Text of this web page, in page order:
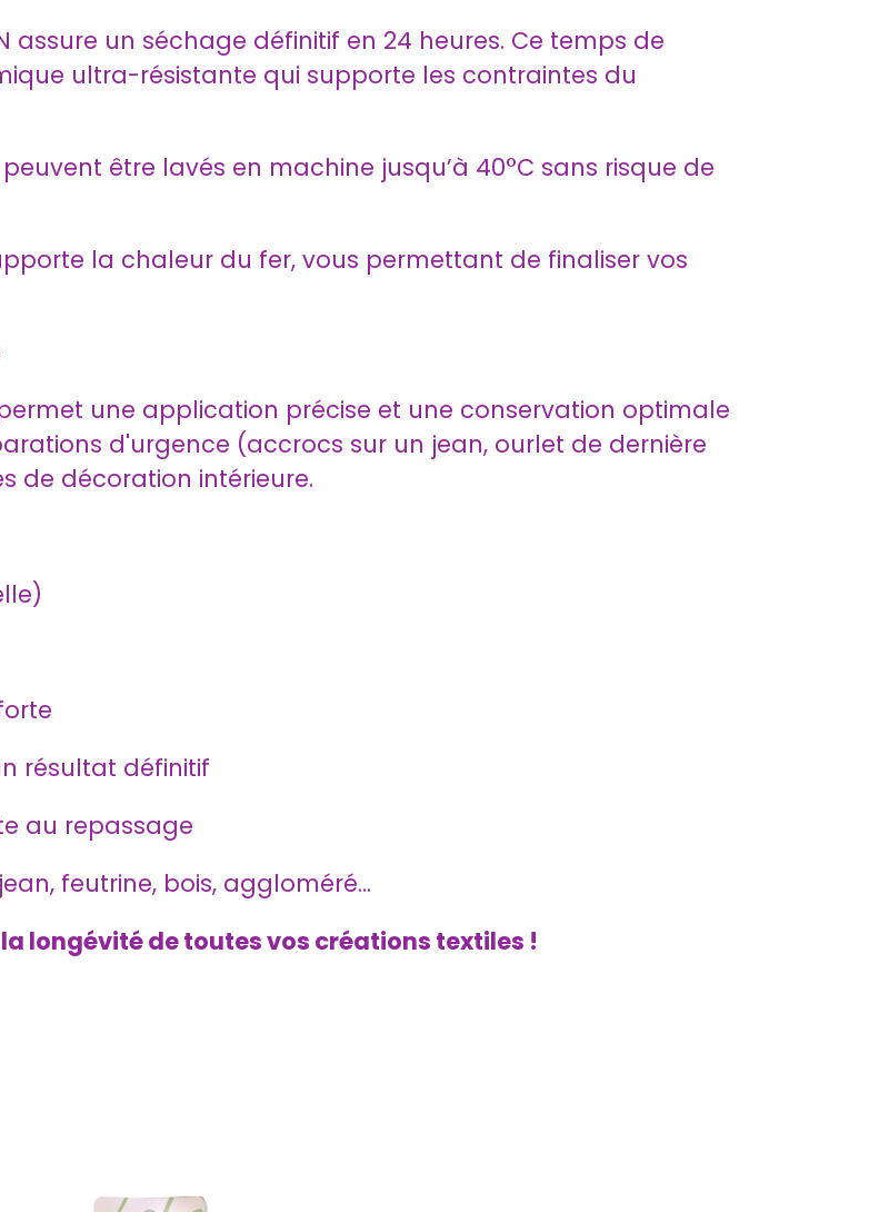
assure un séchage définitif en 24 heures. Ce temps de
ultra-résistante qui supporte les contraintes du
être lavés en machine jusqu’à 40°C sans risque de
la chaleur du fer, vous permettant de finaliser vos
une application précise et une conservation optimale
d'urgence (accrocs sur un jean, ourlet de dernière
de décoration intérieure.
résultat définitif
au repassage
feutrine, bois, aggloméré...
longévité de toutes vos créations textiles !